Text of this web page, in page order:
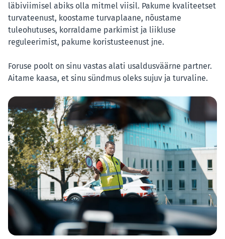
läbiviimisel abiks olla mitmel viisil. Pakume kvaliteetset
turvateenust, koostame turvaplaane, nõustame
tuleohutuses, korraldame parkimist ja liikluse
reguleerimist, pakume koristusteenust jne.
Foruse poolt on sinu vastas alati usaldusväärne partner.
Aitame kaasa, et sinu sündmus oleks sujuv ja turvaline.